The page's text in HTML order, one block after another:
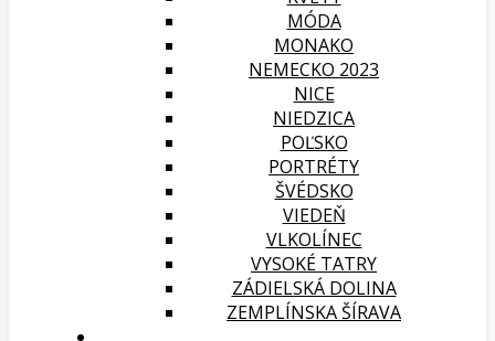
MÓDA
MONAKO
NEMECKO 2023
NICE
NIEDZICA
POĽSKO
PORTRÉTY
ŠVÉDSKO
VIEDEŇ
VLKOLÍNEC
VYSOKÉ TATRY
ZÁDIELSKÁ DOLINA
ZEMPLÍNSKA ŠÍRAVA